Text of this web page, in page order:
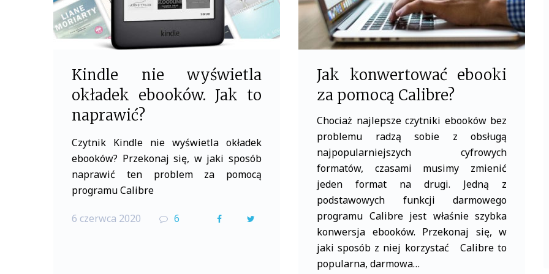
Kindle nie wyświetla
okładek ebooków. Jak to
naprawić?
Czytnik Kindle nie wyświetla okładek
ebooków? Przekonaj się, w jaki sposób
naprawić ten problem za pomocą
programu Calibre
6 czerwca 2020 6
F
Jak konwertować ebooki
za pomocą Calibre?
Chociaż najlepsze czytniki ebooków bez
problemu radzą sobie z obsługą
najpopularniejszych cyfrowych
formatów, czasami musimy zmienić
jeden format na drugi. Jedną z
podstawowych funkcji darmowego
programu Calibre jest właśnie szybka
konwersja ebooków. Przekonaj się, w
jaki sposób z niej korzystać Calibre to
popularna, darmowa…